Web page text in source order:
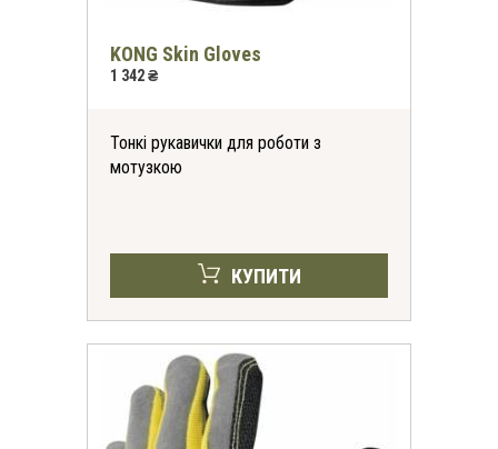
KONG Skin Gloves
1 342 ₴
Тонкі рукавички для роботи з
мотузкою
КУПИТИ